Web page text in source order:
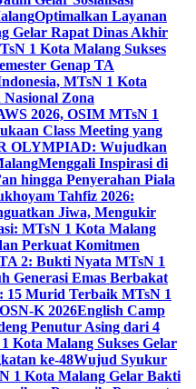
Optimalkan Layanan
Gelar Rapat Dinas Akhir
1 Kota Malang Sukses
Genap TA
MTsN 1 Kota
Zona
2026, OSIM MTsN 1
Class Meeting yang
OLYMPIAD: Wujudkan
Menggali Inspirasi di
hingga Penyerahan Piala
Tahfiz 2026:
Jiwa, Mengukir
MTsN 1 Kota Malang
Perkuat Komitmen
2: Bukti Nyata MTsN 1
Generasi Emas Berbakat
15 Murid Terbaik MTsN 1
K 2026English Camp
Penutur Asing dari 4
Kota Malang Sukses Gelar
ke-48Wujud Syukur
1 Kota Malang Gelar Bakti